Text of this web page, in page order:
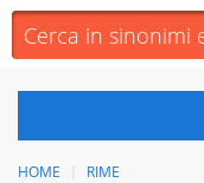
HOME RIME